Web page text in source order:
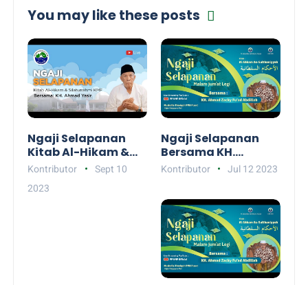
You may like these posts
Ngaji Selapanan
Kitab Al-Hikam &
Silaturahmi KMF
Pati - Bersama KH.
Ahamad Yasir
Kontributor
Sept 10
2023
Ngaji Selapanan
Bersama KH.
Ahmad Zaki Fuad
Sulthaniyyah
Kontributor Jul 12 2023